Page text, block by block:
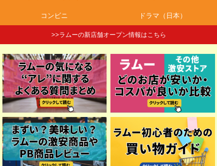
コンビニ ドラマ（日本）
>>ラムーの新店舗オープン情報はこちら